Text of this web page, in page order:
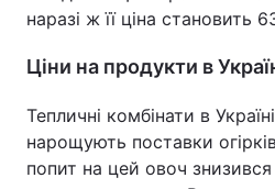
наразі ж її ціна становить
Ціни на продукти в
Тепличні комбінати в
нарощують поставки
попит на цей овоч знизився